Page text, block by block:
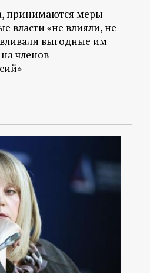
принимаются меры
власти «не влияли, не
выгодные им
членов